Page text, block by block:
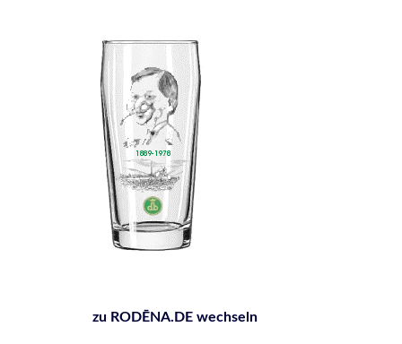
zu RODĒNA.DE wechseln